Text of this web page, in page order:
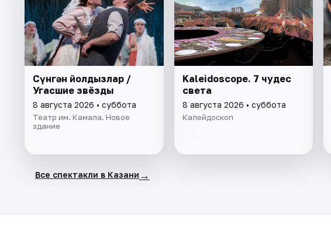
Cүнгән йолдызлар /
Угасшие звёзды
8 августа 2026 • суббота
Театр им. Камала. Новое
здание
Kaleidoscope. 7 чудес
света
8 августа 2026 • суббота
Калейдоскоп
Все спектакли в Казани →